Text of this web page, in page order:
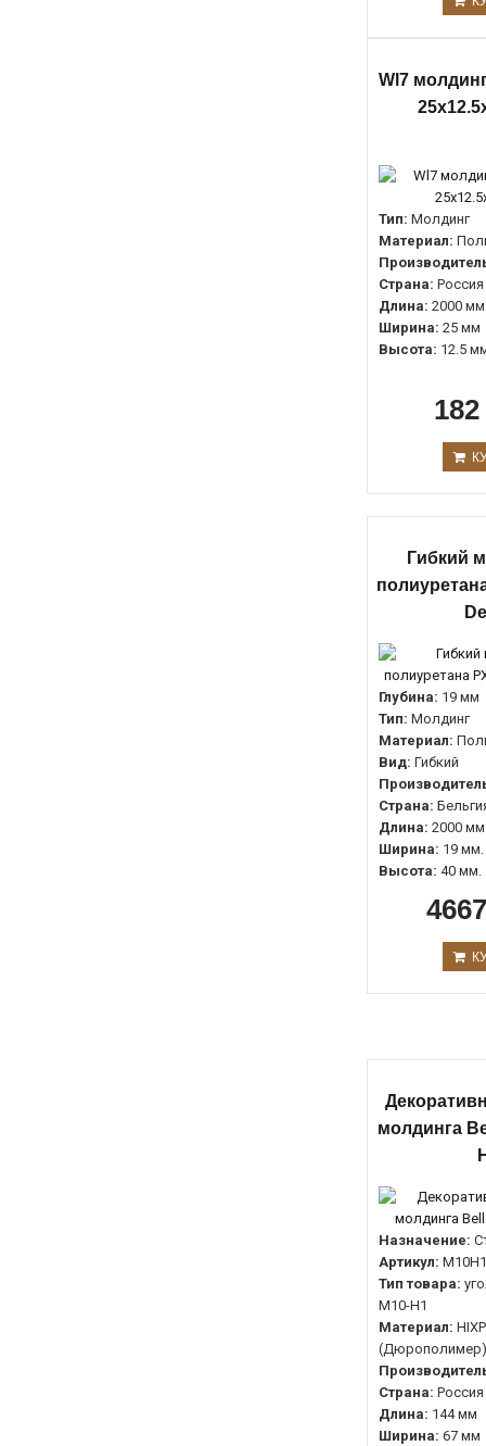
Wl7
Тип: Молдинг
Материал:
Страна: Россия
Длина: 2000 мм
Ширина: 25 мм
Высота: 12.5
Гибкий
Глубина: 19 мм
Тип: Молдинг
Материал:
Вид: Гибкий
Страна:
Длина: 2000 мм
Ширина: 19 мм.
Высота: 40 мм.
молдинга
Назначение:
Артикул: М10Н1
Тип товара:
М10-Н1
Материал:
(Дюрополимер)
Страна: Россия
Длина: 144 мм
Ширина: 67 мм